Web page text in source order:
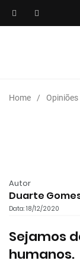
Home Opiniões
Autor
Duarte
Data: 18/12/2020
Sejamos
humanos.